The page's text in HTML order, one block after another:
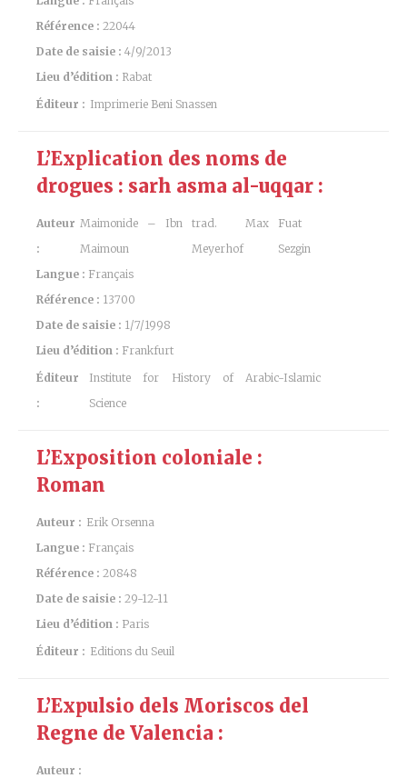
Référence : 22044
Date de saisie : 4/9/2013
Lieu d’édition : Rabat
Éditeur : Imprimerie Beni Snassen
L’Explication des noms de
drogues : sarh asma al-uqqar :
Auteur
:
Maimonide – Ibn
Maimoun
trad. Max
Meyerhof
Fuat
Sezgin
Langue : Français
Référence : 13700
Date de saisie : 1/7/1998
Lieu d’édition : Frankfurt
Éditeur
:
Institute for History of Arabic-Islamic
Science
L’Exposition coloniale :
Roman
Auteur : Erik Orsenna
Langue : Français
Référence : 20848
Date de saisie : 29-12-11
Lieu d’édition : Paris
Éditeur : Editions du Seuil
L’Expulsio dels Moriscos del
Regne de Valencia :
Auteur :